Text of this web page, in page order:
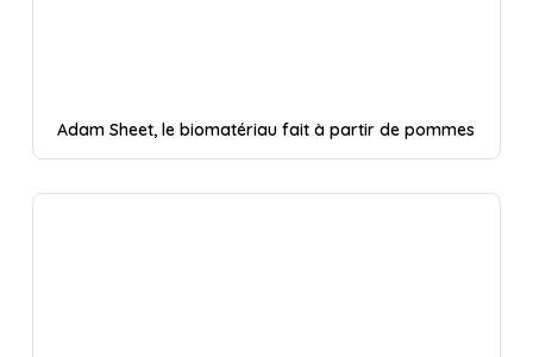
Adam Sheet, le biomatériau fait à partir de pommes